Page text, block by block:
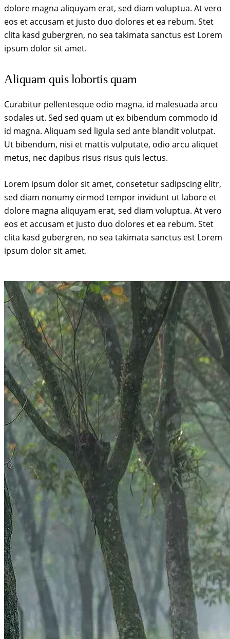
dolore magna aliquyam erat, sed diam voluptua. At vero
eos et accusam et justo duo dolores et ea rebum. Stet
clita kasd gubergren, no sea takimata sanctus est Lorem
ipsum dolor sit amet.
Aliquam quis lobortis quam
Curabitur pellentesque odio magna, id malesuada arcu
sodales ut. Sed sed quam ut ex bibendum commodo id
id magna. Aliquam sed ligula sed ante blandit volutpat.
Ut bibendum, nisi et mattis vulputate, odio arcu aliquet
metus, nec dapibus risus risus quis lectus.
Lorem ipsum dolor sit amet, consetetur sadipscing elitr,
sed diam nonumy eirmod tempor invidunt ut labore et
dolore magna aliquyam erat, sed diam voluptua. At vero
eos et accusam et justo duo dolores et ea rebum. Stet
clita kasd gubergren, no sea takimata sanctus est Lorem
ipsum dolor sit amet.